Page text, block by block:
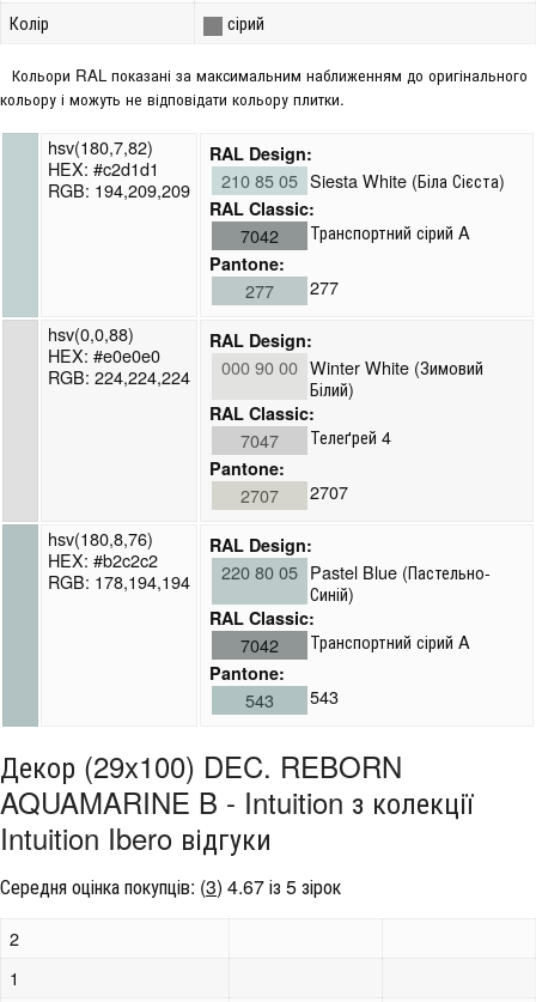
Колір
сірий
Кольори RAL показані за максимальним наближенням до оригінального
кольору і можуть не відповідати кольору плитки.
hsv(180,7,82)
HEX: #c2d1d1
RGB: 194,209,209
RAL Design:
210 85 05 Siesta White (Біла Сієста)
RAL Classic:
7042 Транспортний сірий A
Pantone:
277
277
hsv(0,0,88)
HEX: #e0e0e0
RGB: 224,224,224
RAL Design:
000 90 00 Winter White (Зимовий
Білий)
RAL Classic:
7047 Телеґрей 4
Pantone:
2707
2707
hsv(180,8,76)
HEX: #b2c2c2
RGB: 178,194,194
RAL Design:
220 80 05 Pastel Blue (Пастельно-
Синій)
RAL Classic:
7042 Транспортний сірий A
Pantone:
543 543
Декор (29x100) DEC. REBORN
AQUAMARINE B - Intuition з колекції
Intuition Ibero відгуки
Середня оцінка покупців: (3) 4.67 із 5 зірок
2
1